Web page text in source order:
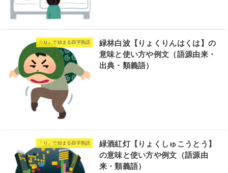
「り」で始まる四字熟語
緑林白波【りょくりんはくは】の
意味と使い方や例文（語源由来・
出典・類義語）
「り」で始まる四字熟語
緑酒紅灯【りょくしゅこうとう】
の意味と使い方や例文（語源由
来・類義語）